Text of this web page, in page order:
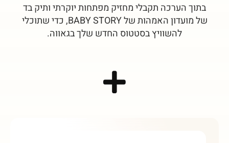
בתוך הערכה תקבלי מחזיק מפתחות יוקרתי ותיק בד
של מועדון האמהות של BABY STORY,
כדי שתוכלי
להשוויץ בסטטוס החדש שלך בגאווה.